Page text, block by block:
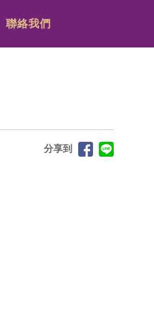
聯絡我們
分享到